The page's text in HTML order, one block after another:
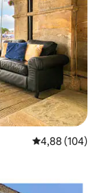
Priemerné
4,88 (104)